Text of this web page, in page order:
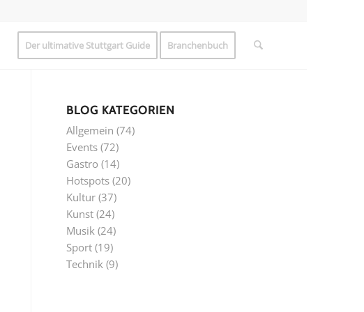
Der ultimative Stuttgart Guide Branchenbuch
BLOG KATEGORIEN
Allgemein (74)
Events (72)
Gastro (14)
Hotspots (20)
Kultur (37)
Kunst (24)
Musik (24)
Sport (19)
Technik (9)